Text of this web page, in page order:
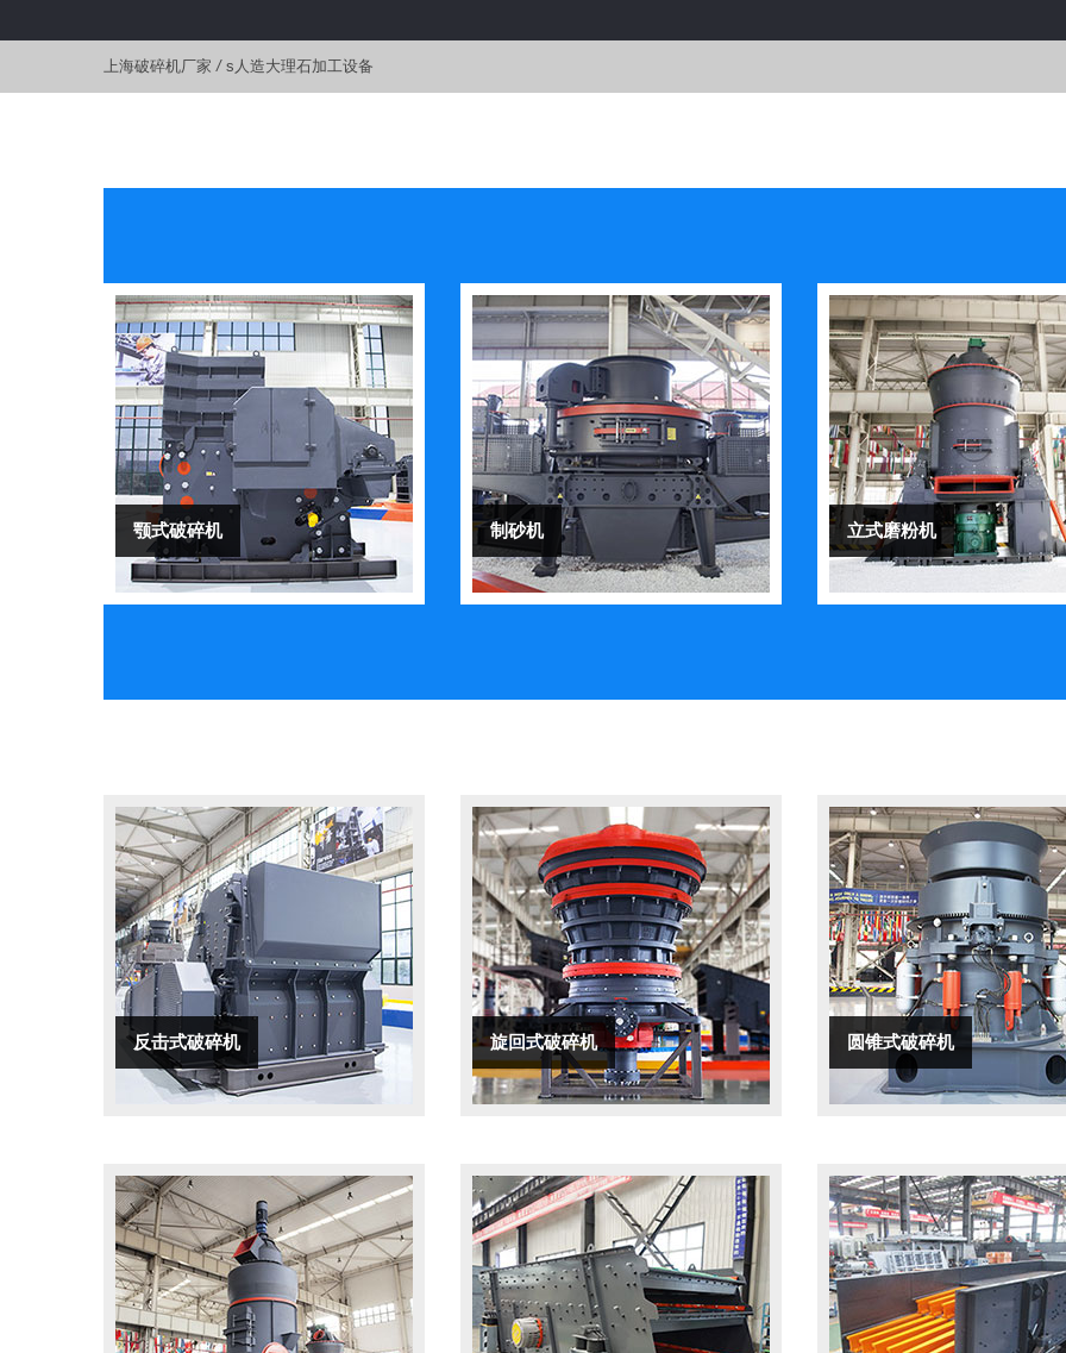
上海破碎机厂家 / s人造大理石加工设备
颚式破碎机 制砂机 立式磨粉机
反击式破碎机 旋回式破碎机 圆锥式破碎机